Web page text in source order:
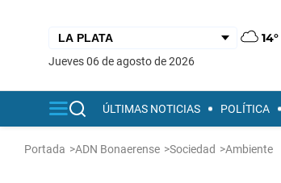
14°
jueves 06 de agosto de 2026
ÚLTIMAS NOTICIAS POLÍTICA
Portada >ADN Bonaerense >Sociedad >Ambiente